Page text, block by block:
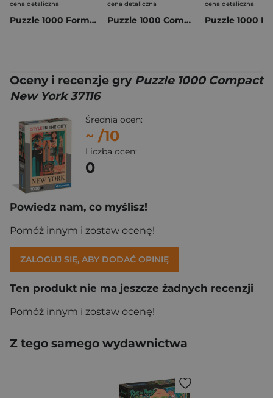
cena detaliczna
Puzzle 1000 Formula 1 McLaren F1 World Constructors Champions F1-1005259
cena detaliczna
Puzzle 1000 Compact Hello Kitty 37118
cena detaliczna
Oceny i recenzje gry Puzzle 1000 Compact
New York 37116
Średnia ocen:
~ /10
Liczba ocen:
0
Powiedz nam, co myślisz!
Pomóż innym i zostaw ocenę!
ZALOGUJ SIĘ, ABY DODAĆ OPINIĘ
Ten produkt nie ma jeszcze żadnych recenzji
Pomóż innym i zostaw ocenę!
Z tego samego wydawnictwa